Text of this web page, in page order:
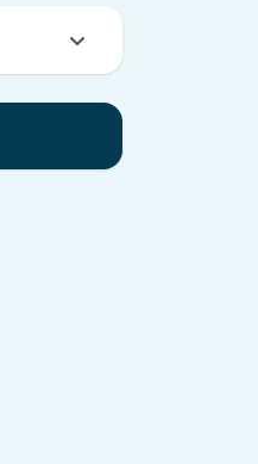
Outback, що